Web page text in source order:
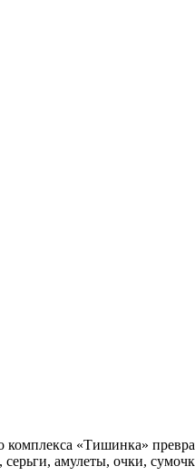
«Тишинка»
амулеты, очки,